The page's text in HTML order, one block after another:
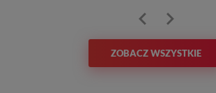
ZOBACZ WSZYSTKIE